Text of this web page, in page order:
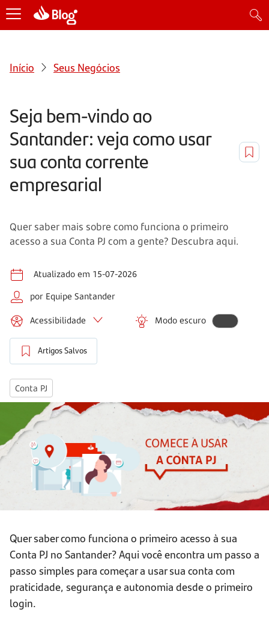
Início Seus Negócios
Seja bem-vindo ao
Santander: veja como usar
sua conta corrente
empresarial
Quer saber mais sobre como funciona o primeiro
acesso a sua Conta PJ com a gente? Descubra aqui.
Atualizado em 15-07-2026
por Equipe Santander
Acessibilidade Modo escuro
Artigos Salvos
Conta PJ
Quer saber como funciona o primeiro acesso à sua
Conta PJ no Santander? Aqui você encontra um passo a
passo simples para começar a usar sua conta com
praticidade, segurança e autonomia desde o primeiro
login.